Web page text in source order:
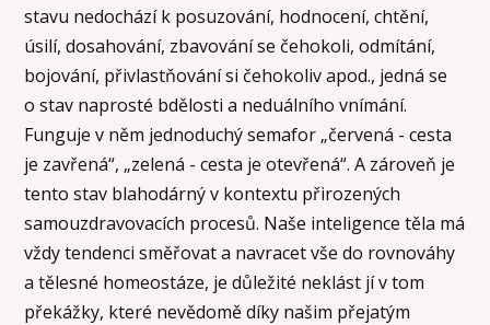
stavu nedochází k posuzování, hodnocení, chtění,
úsilí, dosahování, zbavování se čehokoli, odmítání,
bojování, přivlastňování si čehokoliv apod., jedná se
o stav naprosté bdělosti a neduálního vnímání.
Funguje v něm jednoduchý semafor „červená - cesta
je zavřená“, „zelená - cesta je otevřená“. A zároveň je
tento stav blahodárný v kontextu přirozených
samouzdravovacích procesů. Naše inteligence těla má
vždy tendenci směřovat a navracet vše do rovnováhy
a tělesné homeostáze, je důležité neklást jí v tom
překážky, které nevědomě díky našim přejatým